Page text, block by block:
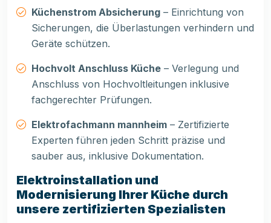
Küchenstrom Absicherung – Einrichtung von
Sicherungen, die Überlastungen verhindern und
Geräte schützen.
Hochvolt Anschluss Küche – Verlegung und
Anschluss von Hochvoltleitungen inklusive
fachgerechter Prüfungen.
Elektrofachmann mannheim – Zertifizierte
Experten führen jeden Schritt präzise und
sauber aus, inklusive Dokumentation.
Elektroinstallation und
Modernisierung Ihrer Küche durch
unsere zertifizierten Spezialisten